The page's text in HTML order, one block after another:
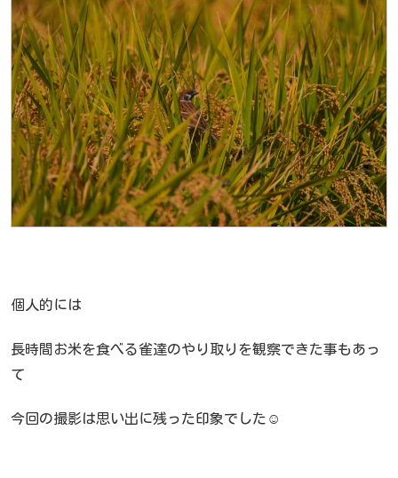
個人的には
長時間お米を食べる雀達のやり取りを観察できた事もあっ
て
今回の撮影は思い出に残った印象でした☺️